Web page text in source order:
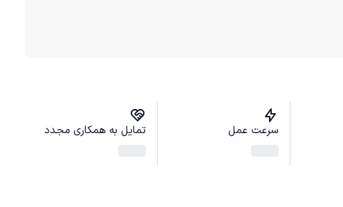
سرعت عمل تمایل به همکاری مجدد